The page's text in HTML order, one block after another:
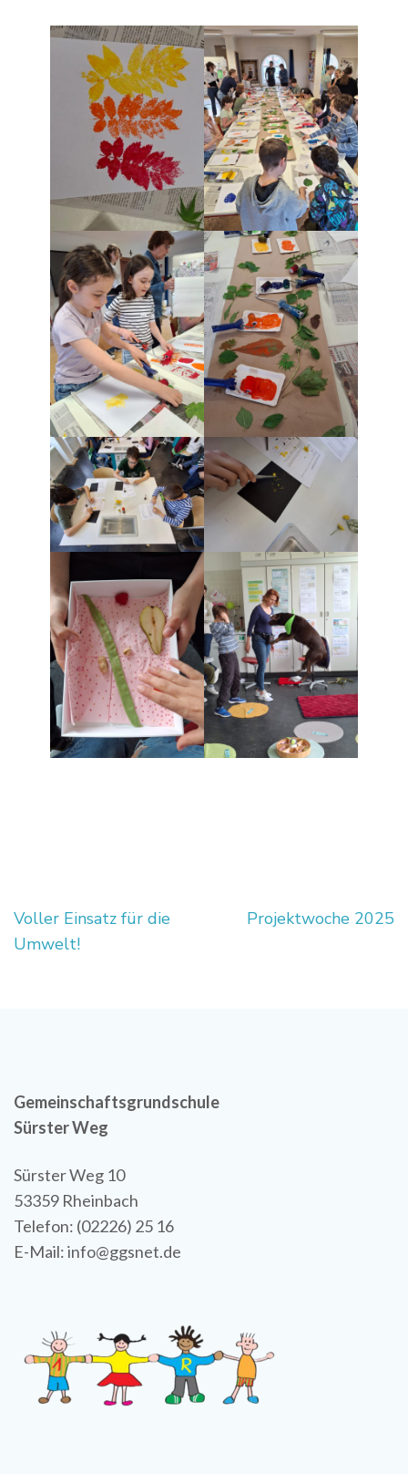
Beitragsnavigation
Voller Einsatz für die
Umwelt!
Projektwoche 2025
Gemeinschaftsgrundschule
Sürster Weg
Sürster Weg 10
53359 Rheinbach
Telefon: (02226) 25 16
E-Mail: info@ggsnet.de